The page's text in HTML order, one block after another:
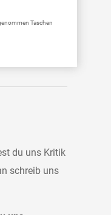
Taschen
du uns Kritik
schreib uns